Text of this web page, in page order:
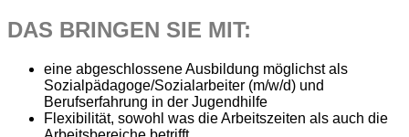
DAS BRINGEN SIE MIT:
eine abgeschlossene Ausbildung möglichst als
Sozialpädagoge/Sozialarbeiter (m/w/d) und
Berufserfahrung in der Jugendhilfe
Flexibilität, sowohl was die Arbeitszeiten als auch die